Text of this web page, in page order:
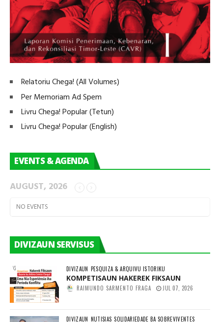
Relatoriu Chega! (All Volumes)
Per Memoriam Ad Spem
Livru Chega! Popular (Tetun)
Livru Chega! Popular (English)
EVENTS & AGENDA
AUGUST, 2026
NO EVENTS
DIVIZAUN SERVISUS
DIVIZAUN PESQUIZA & ARQUIVU ISTORIKU
KOMPETISAUN HAKEREK FIKSAUN
RAIMUNDO SARMENTO FRAGA JUL 07, 2026
DIVIZAUN NUTISIAS SOLIDARIEDADE BA SOBREVIVENTES